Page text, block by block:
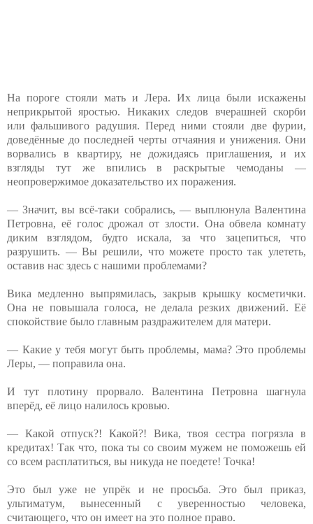
На пороге стояли мать и Лера. Их лица были искажены
неприкрытой яростью. Никаких следов вчерашней скорби
или фальшивого радушия. Перед ними стояли две фурии,
доведённые до последней черты отчаяния и унижения. Они
ворвались в квартиру, не дожидаясь приглашения, и их
взгляды тут же впились в раскрытые чемоданы —
неопровержимое доказательство их поражения.
— Значит, вы всё-таки собрались, — выплюнула Валентина
Петровна, её голос дрожал от злости. Она обвела комнату
диким взглядом, будто искала, за что зацепиться, что
разрушить. — Вы решили, что можете просто так улететь,
оставив нас здесь с нашими проблемами?
Вика медленно выпрямилась, закрыв крышку косметички.
Она не повышала голоса, не делала резких движений. Её
спокойствие было главным раздражителем для матери.
— Какие у тебя могут быть проблемы, мама? Это проблемы
Леры, — поправила она.
И тут плотину прорвало. Валентина Петровна шагнула
вперёд, её лицо налилось кровью.
— Какой отпуск?! Какой?! Вика, твоя сестра погрязла в
кредитах! Так что, пока ты со своим мужем не поможешь ей
со всем расплатиться, вы никуда не поедете! Точка!
Это был уже не упрёк и не просьба. Это был приказ,
ультиматум, вынесенный с уверенностью человека,
считающего, что он имеет на это полное право.